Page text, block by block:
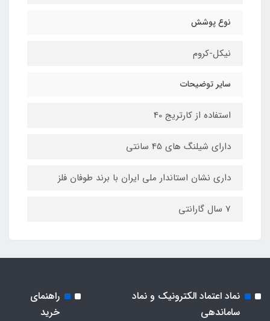
نوع پوشش
نیکل-کروم
سایر توضیحات
استفاده از کارتریج 40
دارای شیلنگ های 45 سانتی
داری نشان استاندار ملی ایران با برند طوفان فلز
7 سال گارانتی
نماد اعتماد الکترونیک و نماد
ساماندهی
راهنمای
خرید